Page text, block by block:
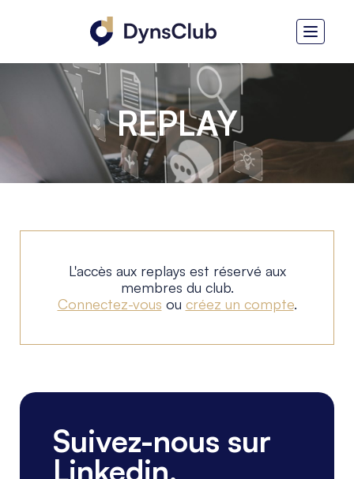
REPLAY
L'accès aux replays est réservé aux
membres du club.
Connectez-vous ou créez un compte.
Suivez-nous sur
Linkedin.